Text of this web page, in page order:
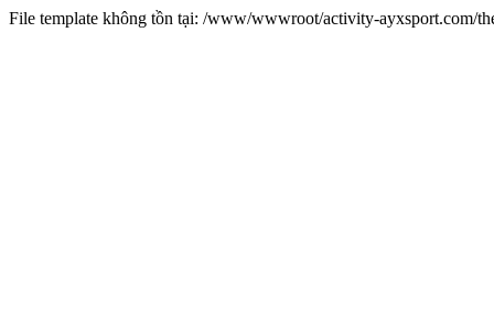
File template không tồn tại: /www/wwwroot/activity-ayxsport.com/